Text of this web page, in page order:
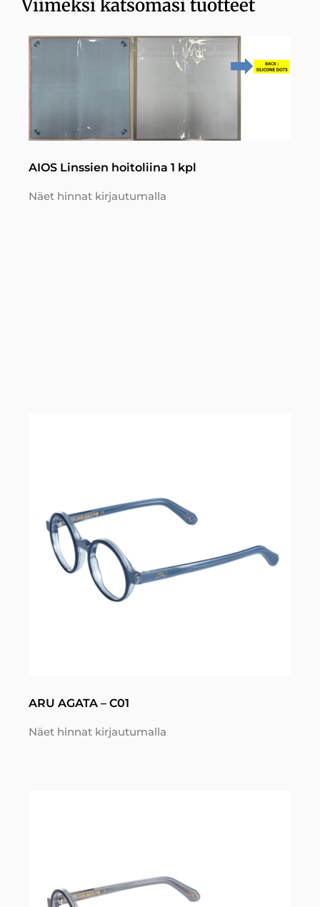
Viimeksi katsomasi tuotteet
AIOS Linssien hoitoliina 1 kpl
Näet hinnat kirjautumalla
ARU AGATA – C01
Näet hinnat kirjautumalla